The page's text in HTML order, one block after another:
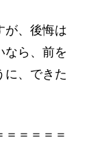
が、後悔は
なら、前を
に、できた
＝＝＝＝